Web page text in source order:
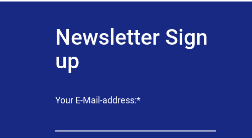
Newsletter Sign
up
Campo
Your E-Mail-address:*